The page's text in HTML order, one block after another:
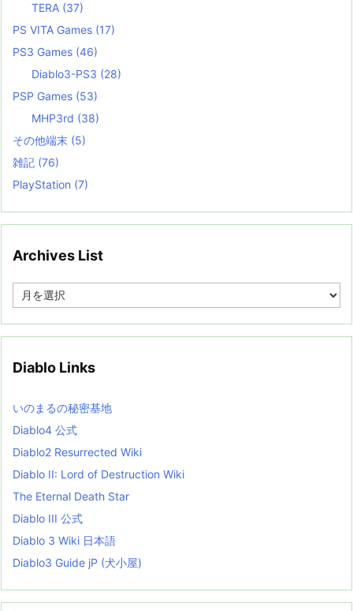
TERA (37)
PS VITA Games (17)
PS3 Games (46)
Diablo3-PS3 (28)
PSP Games (53)
MHP3rd (38)
その他端末 (5)
雑記 (76)
PlayStation (7)
Archives List
e
i
s
t
Diablo Links
いのまるの秘密基地
Diablo4 公式
Diablo2 Resurrected Wiki
Diablo II: Lord of Destruction Wiki
The Eternal Death Star
Diablo III 公式
Diablo 3 Wiki 日本語
Diablo3 Guide jP (犬小屋)